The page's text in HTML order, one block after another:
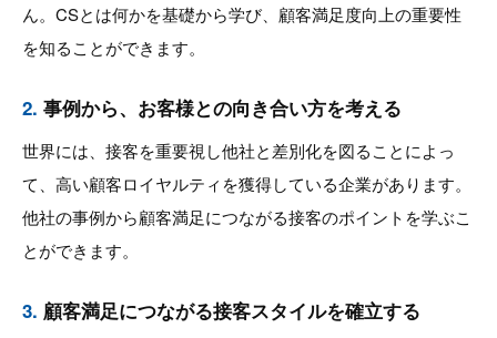
ん。CSとは何かを基礎から学び、顧客満足度向上の重要性
を知ることができます。
2. 事例から、お客様との向き合い方を考える
世界には、接客を重要視し他社と差別化を図ることによっ
て、高い顧客ロイヤルティを獲得している企業があります。
他社の事例から顧客満足につながる接客のポイントを学ぶこ
とができます。
3. 顧客満足につながる接客スタイルを確立する